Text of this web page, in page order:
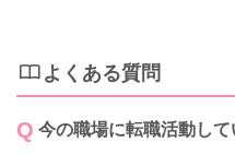
よくある質問
今の職場に転職活動し